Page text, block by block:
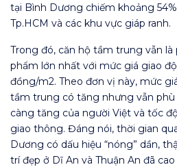
tại Bình Dương chiếm khoảng
Tp.HCM và các khu vực giáp ranh.
Trong đó, căn hộ tầm trung vẫn là
phẩm lớn nhất với mức giá giao
đồng/m2. Theo đơn vị này, mức
tầm trung có tăng nhưng vẫn phù
càng tăng của người Việt và tốc
giao thông. Đáng nói, thời gian
Dương có dấu hiệu “nóng” dần,
trí đẹp ở Dĩ An và Thuận An đã